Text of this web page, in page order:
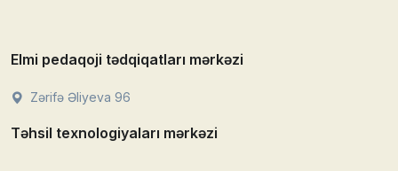
Elmi pedaqoji tədqiqatları mərkəzi
Zərifə Əliyeva 96
Təhsil texnologiyaları mərkəzi